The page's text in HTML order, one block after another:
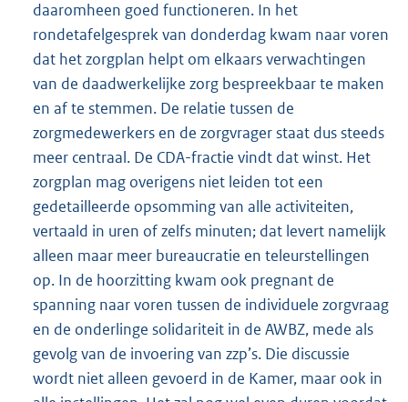
daaromheen goed functioneren. In het
rondetafelgesprek van donderdag kwam naar voren
dat het zorgplan helpt om elkaars verwachtingen
van de daadwerkelijke zorg bespreekbaar te maken
en af te stemmen. De relatie tussen de
zorgmedewerkers en de zorgvrager staat dus steeds
meer centraal. De CDA-fractie vindt dat winst. Het
zorgplan mag overigens niet leiden tot een
gedetailleerde opsomming van alle activiteiten,
vertaald in uren of zelfs minuten; dat levert namelijk
alleen maar meer bureaucratie en teleurstellingen
op. In de hoorzitting kwam ook pregnant de
spanning naar voren tussen de individuele zorgvraag
en de onderlinge solidariteit in de AWBZ, mede als
gevolg van de invoering van zzp’s. Die discussie
wordt niet alleen gevoerd in de Kamer, maar ook in